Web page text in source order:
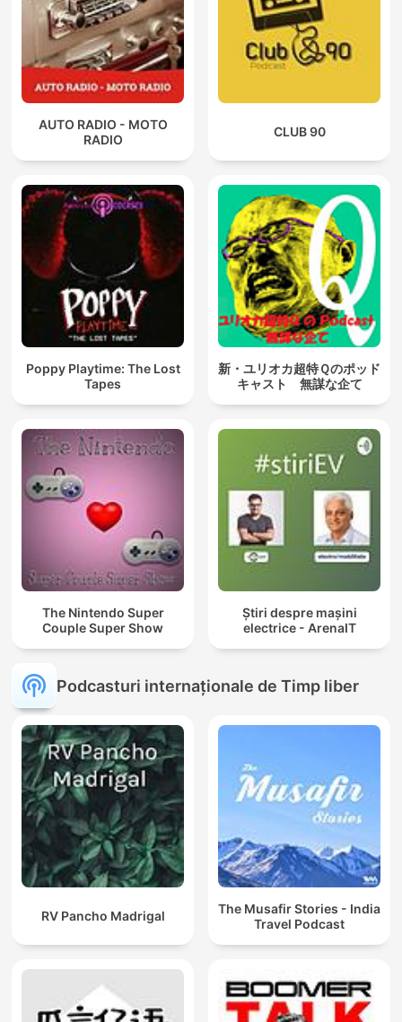
AUTO RADIO - MOTO
RADIO
CLUB 90
Poppy Playtime: The Lost
Tapes
新・ユリオカ超特Ｑのポッド
キャスト 無謀な企て
The Nintendo Super
Couple Super Show
Știri despre mașini
electrice - ArenaIT
Podcasturi internaționale de Timp liber
RV Pancho Madrigal
The Musafir Stories - India
Travel Podcast